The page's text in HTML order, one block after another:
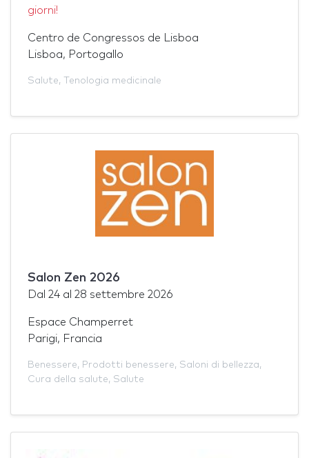
giorni!
Centro de Congressos de Lisboa
Lisboa, Portogallo
Salute, Tenologia medicinale
Salon Zen 2026
Dal 24 al 28 settembre 2026
Espace Champerret
Parigi, Francia
Benessere, Prodotti benessere, Saloni di bellezza,
Cura della salute, Salute